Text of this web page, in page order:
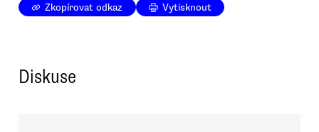
Zkopírovat odkaz Vytisknout
Diskuse